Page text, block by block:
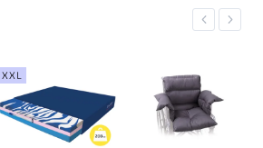
Previous
XXL
Next